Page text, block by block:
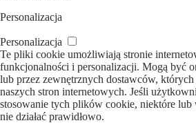
Personalizacja
Personalizacja
Te pliki cookie umożliwiają stronie
funkcjonalności i personalizacji. Mogą być
lub przez zewnętrznych dostawców, których
naszych stron internetowych. Jeśli
stosowanie tych plików cookie, niektóre lub
nie działać prawidłowo.